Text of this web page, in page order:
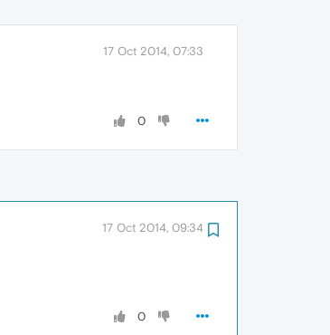
17 Oct 2014, 07:33
0
17 Oct 2014, 09:34
0